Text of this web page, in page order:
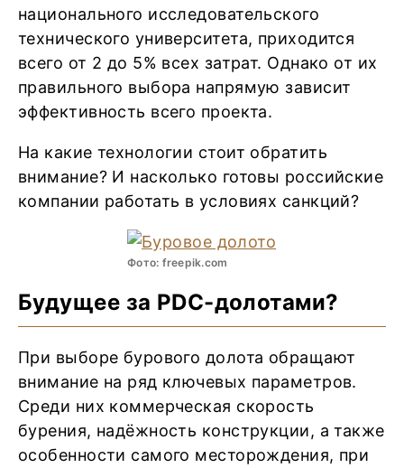
национального исследовательского
технического университета, приходится
всего от 2 до 5% всех затрат. Однако от их
правильного выбора напрямую зависит
эффективность всего проекта.
На какие технологии стоит обратить
внимание? И насколько готовы российские
компании работать в условиях санкций?
Фото: freepik.com
Будущее за PDC-долотами?
При выборе бурового долота обращают
внимание на ряд ключевых параметров.
Среди них коммерческая скорость
бурения, надёжность конструкции, а также
особенности самого месторождения, при